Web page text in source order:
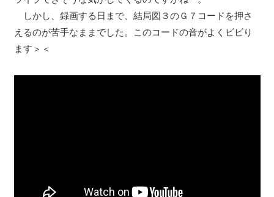
しかし、録画する日まで、結局図３のＧ７コードを押さ
えるのが苦手なままでした。このコードの音がよくビビり
ます＞＜